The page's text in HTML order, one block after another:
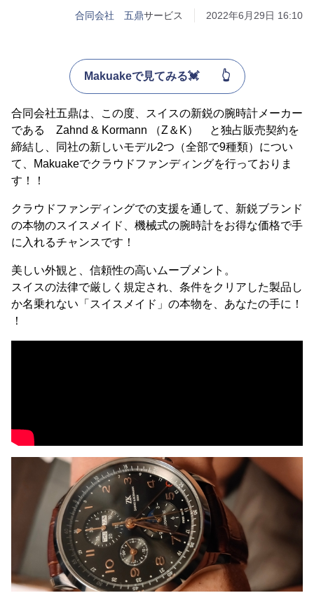
合同会社 五鼎サービス 2022年6月29日 16:10
Makuakeで見てみる💓 👆
合同会社五鼎は、この度、スイスの新鋭の腕時計メーカー
である Zahnd & Kormann （Z＆K） と独占販売契約を
締結し、同社の新しいモデル2つ（全部で9種類）につい
て、Makuakeでクラウドファンディングを行っておりま
す！！
クラウドファンディングでの支援を通して、新鋭ブランド
の本物のスイスメイド、機械式の腕時計をお得な価格で手
に入れるチャンスです！
美しい外観と、信頼性の高いムーブメント。
スイスの法律で厳しく規定され、条件をクリアした製品し
か名乗れない「スイスメイド」の本物を、あなたの手に！
！